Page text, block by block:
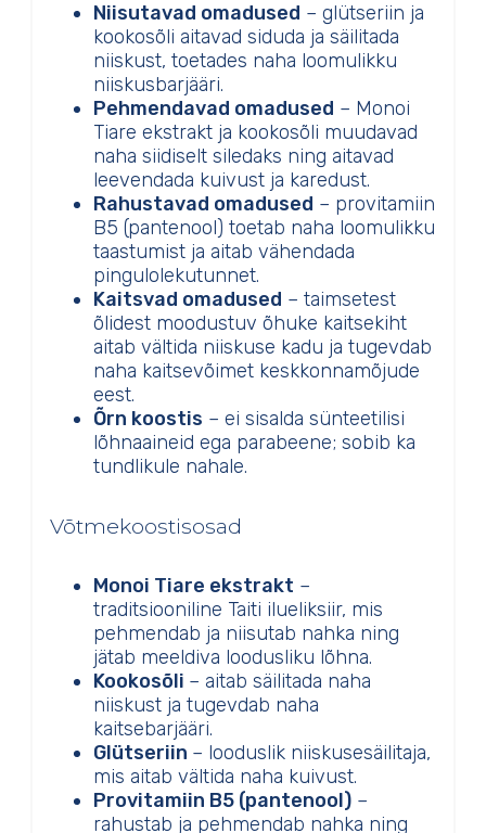
Niisutavad omadused – glütseriin ja
kookosõli aitavad siduda ja säilitada
niiskust, toetades naha loomulikku
niiskusbarjääri.
Pehmendavad omadused – Monoi
Tiare ekstrakt ja kookosõli muudavad
naha siidiselt siledaks ning aitavad
leevendada kuivust ja karedust.
Rahustavad omadused – provitamiin
B5 (pantenool) toetab naha loomulikku
taastumist ja aitab vähendada
pingulolekutunnet.
Kaitsvad omadused – taimsetest
õlidest moodustuv õhuke kaitsekiht
aitab vältida niiskuse kadu ja tugevdab
naha kaitsevõimet keskkonnamõjude
eest.
Õrn koostis – ei sisalda sünteetilisi
lõhnaaineid ega parabeene; sobib ka
tundlikule nahale.
Võtmekoostisosad
Monoi Tiare ekstrakt –
traditsiooniline Taiti ilueliksiir, mis
pehmendab ja niisutab nahka ning
jätab meeldiva loodusliku lõhna.
Kookosõli – aitab säilitada naha
niiskust ja tugevdab naha
kaitsebarjääri.
Glütseriin – looduslik niiskusesäilitaja,
mis aitab vältida naha kuivust.
Provitamiin B5 (pantenool) –
rahustab ja pehmendab nahka ning